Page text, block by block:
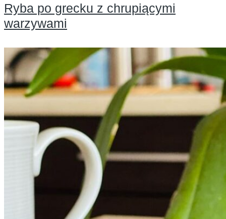
Ryba po grecku z chrupiącymi
warzywami